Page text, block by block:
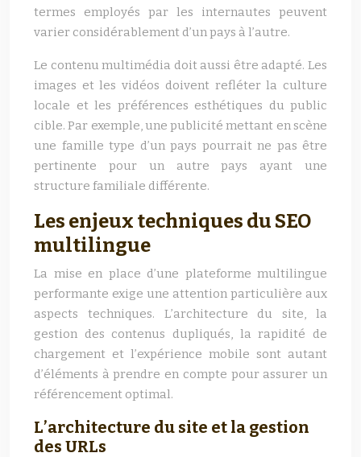
termes employés par les internautes peuvent
varier considérablement d’un pays à l’autre.
Le contenu multimédia doit aussi être adapté. Les
images et les vidéos doivent refléter la culture
locale et les préférences esthétiques du public
cible. Par exemple, une publicité mettant en scène
une famille type d’un pays pourrait ne pas être
pertinente pour un autre pays ayant une
structure familiale différente.
Les enjeux techniques du SEO
multilingue
La mise en place d’une plateforme multilingue
performante exige une attention particulière aux
aspects techniques. L’architecture du site, la
gestion des contenus dupliqués, la rapidité de
chargement et l’expérience mobile sont autant
d’éléments à prendre en compte pour assurer un
référencement optimal.
L’architecture du site et la gestion
des URLs